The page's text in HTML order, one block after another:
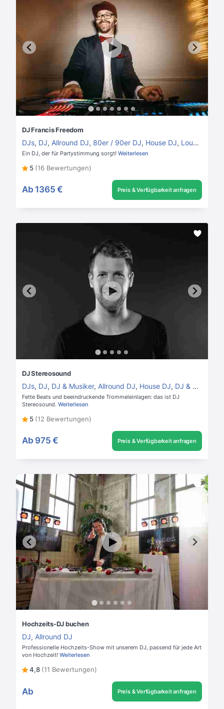
DJ Francis Freedom
DJs, DJ, Allround DJ, 80er / 90er DJ, House DJ, Lounge DJ
Ein DJ, der für Partystimmung sorgt! Weiterlesen
5 (16 Bewertungen)
Ab 1365 € Preis & Verfügbarkeit anfragen
DJ Stereosound
DJs, DJ, DJ & Musiker, Allround DJ, House DJ, DJ & Perkussion
Fette Beats und beeindruckende Trommeleinlagen: das ist DJ
Stereosound. Weiterlesen
5 (12 Bewertungen)
Ab 975 € Preis & Verfügbarkeit anfragen
Hochzeits-DJ buchen
DJ, Allround DJ
Professionelle Hochzeits-Show mit unserem DJ, passend für jede Art
von Hochzeit! Weiterlesen
4,8 (11 Bewertungen)
Ab Preis & Verfügbarkeit anfragen